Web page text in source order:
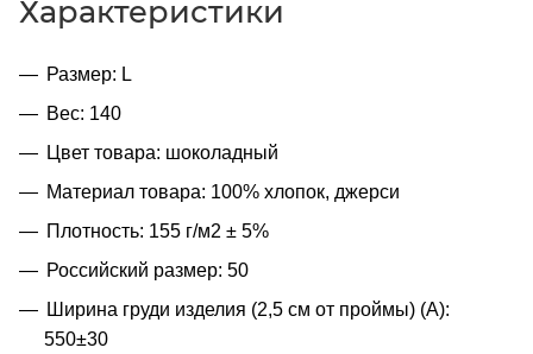
Характеристики
Размер: L
Вес: 140
Цвет товара: шоколадный
Материал товара: 100% хлопок, джерси
Плотность: 155 г/м2 ± 5%
Российский размер: 50
Ширина груди изделия (2,5 см от проймы) (A):
550±30